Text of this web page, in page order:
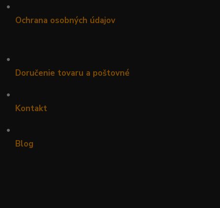
•
Ochrana osobných údajov
•
Doručenie tovaru a poštovné
•
Kontakt
•
Blog